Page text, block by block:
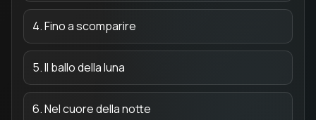
4. Fino a scomparire
5. Il ballo della luna
6. Nel cuore della notte